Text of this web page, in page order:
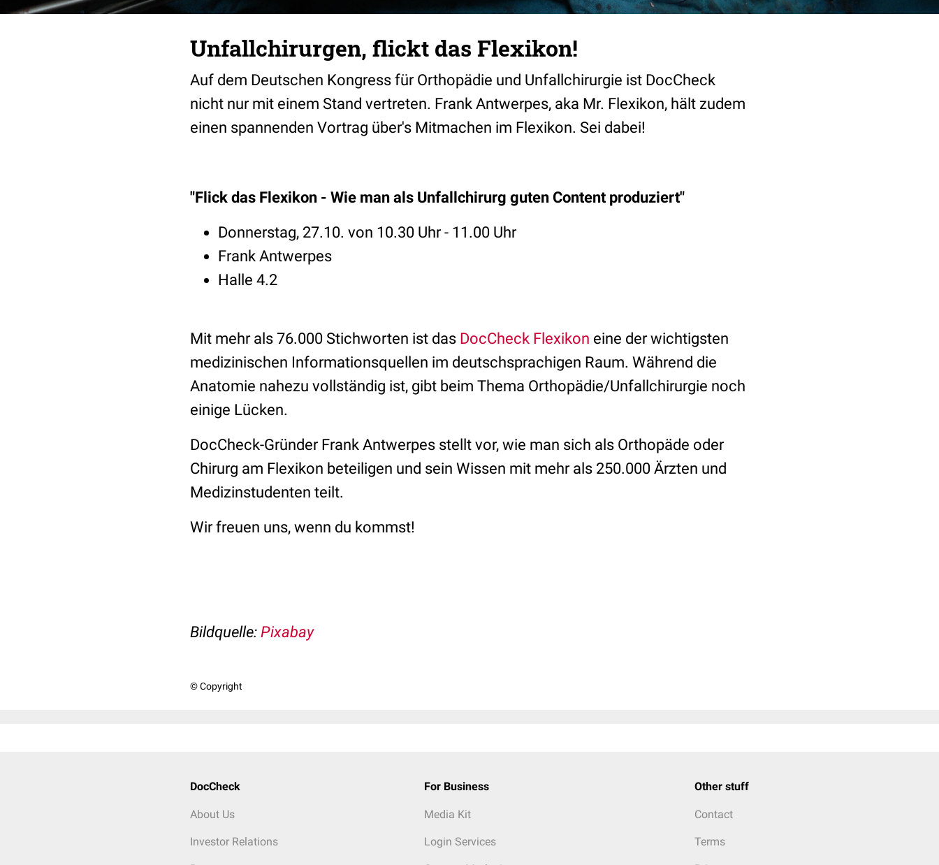
Unfallchirurgen, flickt das Flexikon!
Auf dem Deutschen Kongress für Orthopädie und Unfallchirurgie ist DocCheck
nicht nur mit einem Stand vertreten. Frank Antwerpes, aka Mr. Flexikon, hält zudem
einen spannenden Vortrag über's Mitmachen im Flexikon. Sei dabei!
"Flick das Flexikon - Wie man als Unfallchirurg guten Content produziert"
Donnerstag, 27.10. von 10.30 Uhr - 11.00 Uhr
Frank Antwerpes
Halle 4.2
Mit mehr als 76.000 Stichworten ist das DocCheck Flexikon eine der wichtigsten
medizinischen Informationsquellen im deutschsprachigen Raum. Während die
Anatomie nahezu vollständig ist, gibt beim Thema Orthopädie/Unfallchirurgie noch
einige Lücken.
DocCheck-Gründer Frank Antwerpes stellt vor, wie man sich als Orthopäde oder
Chirurg am Flexikon beteiligen und sein Wissen mit mehr als 250.000 Ärzten und
Medizinstudenten teilt.
Wir freuen uns, wenn du kommst!
Bildquelle: Pixabay
© Copyright
DocCheck
About Us
Investor Relations
For Business
Media Kit
Login Services
Other stuff
Contact
Terms